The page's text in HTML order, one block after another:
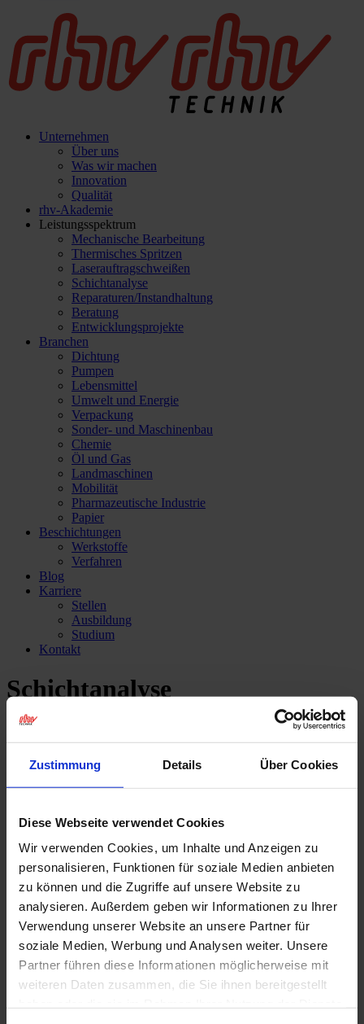
Zustimmung Details Über Cookies
Diese Webseite verwendet Cookies
Wir verwenden Cookies, um Inhalte und Anzeigen zu
personalisieren, Funktionen für soziale Medien anbieten
zu können und die Zugriffe auf unsere Website zu
analysieren. Außerdem geben wir Informationen zu Ihrer
Verwendung unserer Website an unsere Partner für
soziale Medien, Werbung und Analysen weiter. Unsere
Partner führen diese Informationen möglicherweise mit
weiteren Daten zusammen, die Sie ihnen bereitgestellt
Unternehmen
Über uns
Was wir machen
Innovation
Qualität
rhv-Akademie
Leistungsspektrum
Mechanische Bearbeitung
Thermisches Spritzen
Laserauftragschweißen
Schichtanalyse
Reparaturen/​Instandhaltung
Beratung
Entwicklungsprojekte
Branchen
Dichtung
Pumpen
Lebensmittel
Umwelt und Energie
Verpackung
Sonder- und Maschinenbau
Chemie
Öl und Gas
Landmaschinen
Mobilität
Pharmazeutische Industrie
Papier
Beschichtungen
Werkstoffe
Verfahren
Blog
Karriere
Stellen
Ausbildung
Studium
Kontakt
Schichtanalyse
Leistungsspektrum
Schichtanalyse als Grundlage
für herausragende
Oberflächengüte und für
thermisch gespritzte Schichten.
Metallografie im eigenen Labor – nutzen Sie unsere
Kompetenz zur Schichtanalyse.
Für uns als Experten für leistungsfähige und hochwertige